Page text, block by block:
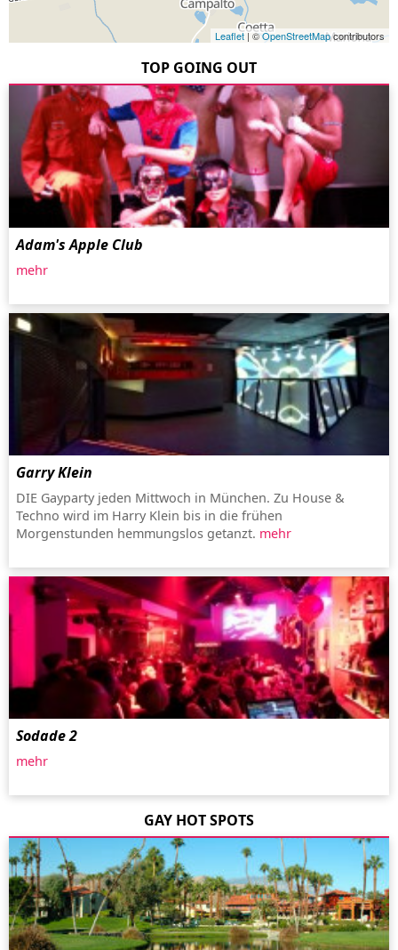
Leaflet| ©OpenStreetMapcontributors
TOP GOING OUT
Adam's Apple Club
mehr
Garry Klein
DIE Gayparty jeden Mittwoch in München. Zu House &
Techno wird im Harry Klein bis in die frühen
Morgenstunden hemmungslos getanzt. mehr
Sodade 2
mehr
GAY HOT SPOTS